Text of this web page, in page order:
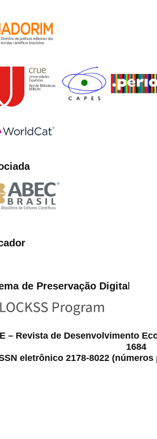
de Preservação Digital
– Revista de Desenvolvimento
1684
eletrônico 2178-8022